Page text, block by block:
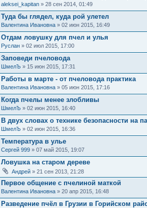
aleksei_kapitan » 28 сен 2014, 01:49
Туда бы глядел, куда рой улетел
Валентина Ивановна » 02 июн 2015, 16:49
Отдам ловушку для пчел и улья
Руслан » 02 июл 2015, 17:00
Заповеди пчеловода
ШмелЪ » 15 июн 2015, 17:31
Работы в марте - от пчеловода практика
Валентина Ивановна » 05 июн 2015, 17:16
Когда пчелы менее злобливы
ШмелЪ » 02 июн 2015, 16:40
В двух словах о технике безопасности на
ШмелЪ » 02 июн 2015, 16:36
Температура в улье
Сергей 999 » 07 май 2015, 19:07
Ловушка на старом дереве
Андрей » 21 сен 2013, 21:28
Первое общение с пчелиной маткой
Валентина Ивановна » 20 апр 2015, 16:48
Разведение пчёл в Грузии в Горийском